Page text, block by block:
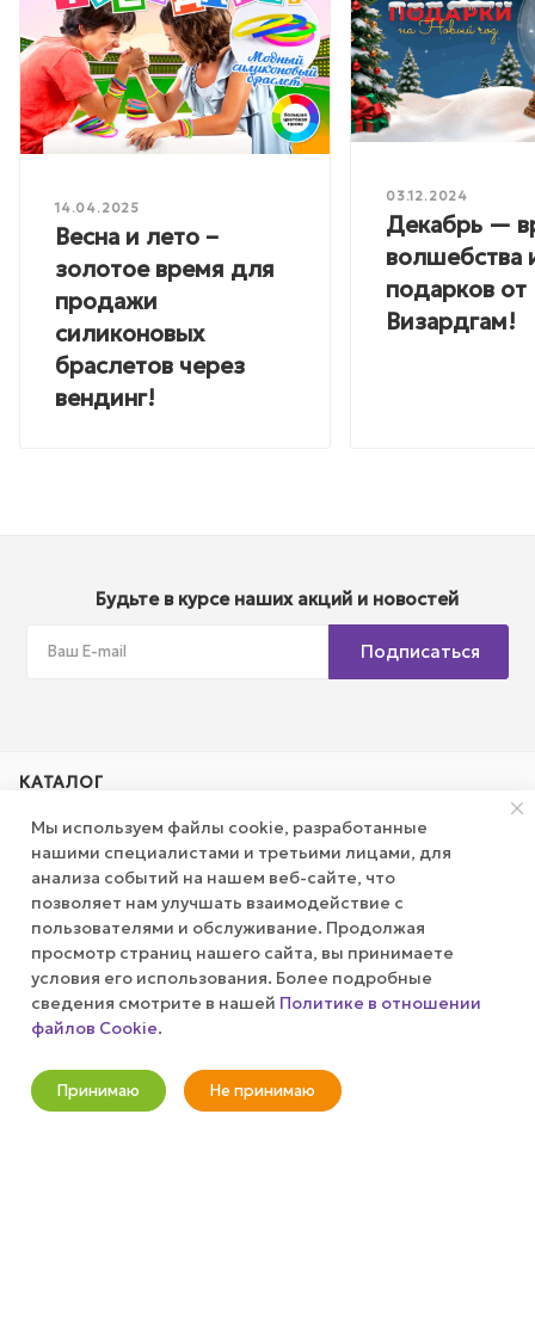
14.04.2025
Весна и лето –
золотое время для
продажи
силиконовых
браслетов через
вендинг!
03.12.2024
Декабрь —
волшебства
подарков от
Визардгам!
Будьте в курсе наших акций и новостей
Подписаться
КАТАЛОГ
КОМПАНИЯ
ПУБЛИЧНАЯ ОФЕРТА
КАК СДЕЛАТЬ ЗАКАЗ?
+7 (800) 100-37-51
Мы используем файлы cookie, разработанные
нашими специалистами и третьими лицами, для
анализа событий на нашем веб-сайте, что
позволяет нам улучшать взаимодействие с
пользователями и обслуживание. Продолжая
просмотр страниц нашего сайта, вы принимаете
условия его использования. Более подробные
сведения смотрите в нашей Политике в отношении
файлов Cookie.
Принимаю Не принимаю